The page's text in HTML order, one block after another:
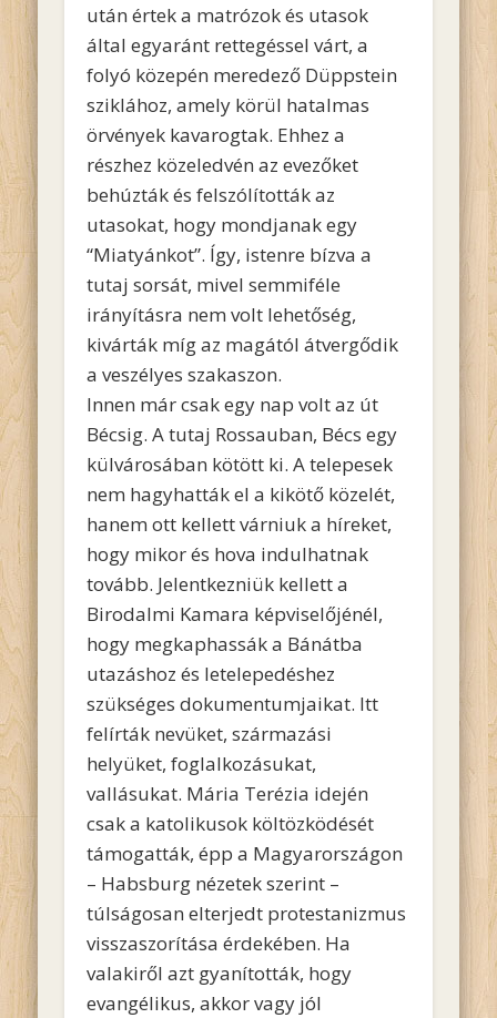
után értek a matrózok és utasok
által egyaránt rettegéssel várt, a
folyó közepén meredező Düppstein
sziklához, amely körül hatalmas
örvények kavarogtak. Ehhez a
részhez közeledvén az evezőket
behúzták és felszólították az
utasokat, hogy mondjanak egy
“Miatyánkot”. Így, istenre bízva a
tutaj sorsát, mivel semmiféle
irányításra nem volt lehetőség,
kivárták míg az magától átvergődik
a veszélyes szakaszon.
Innen már csak egy nap volt az út
Bécsig. A tutaj Rossauban, Bécs egy
külvárosában kötött ki. A telepesek
nem hagyhatták el a kikötő közelét,
hanem ott kellett várniuk a híreket,
hogy mikor és hova indulhatnak
tovább. Jelentkezniük kellett a
Birodalmi Kamara képviselőjénél,
hogy megkaphassák a Bánátba
utazáshoz és letelepedéshez
szükséges dokumentumjaikat. Itt
felírták nevüket, származási
helyüket, foglalkozásukat,
vallásukat. Mária Terézia idején
csak a katolikusok költözködését
támogatták, épp a Magyarországon
– Habsburg nézetek szerint –
túlságosan elterjedt protestanizmus
visszaszorítása érdekében. Ha
valakiről azt gyanították, hogy
evangélikus, akkor vagy jól